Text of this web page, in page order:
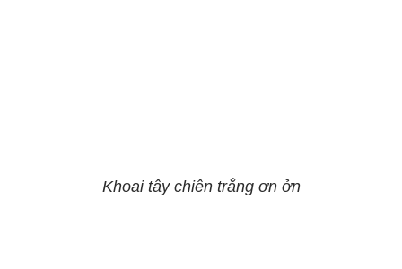
Khoai tây chiên trắng ơn ởn